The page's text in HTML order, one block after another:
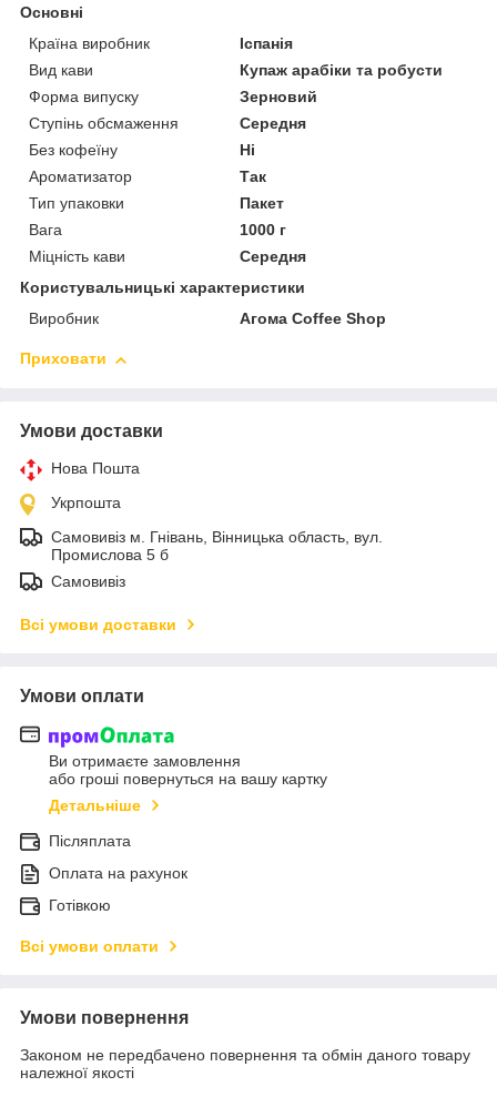
Основні
Країна виробник
Іспанія
Вид кави
Купаж арабіки та робусти
Форма випуску
Зерновий
Ступінь обсмаження
Середня
Без кофеїну
Ні
Ароматизатор
Так
Тип упаковки
Пакет
Вага
1000 г
Міцність кави
Середня
Користувальницькі характеристики
Виробник
Агома Cоffee Shop
Приховати
Умови доставки
Нова Пошта
Укрпошта
Самовивіз м. Гнівань, Вінницька область, вул.
Промислова 5 б
Самовивіз
Всі умови доставки
Умови оплати
Ви отримаєте замовлення
або гроші повернуться на вашу картку
Детальніше
Післяплата
Оплата на рахунок
Готівкою
Всі умови оплати
Умови повернення
Законом не передбачено повернення та обмін даного товару
належної якості